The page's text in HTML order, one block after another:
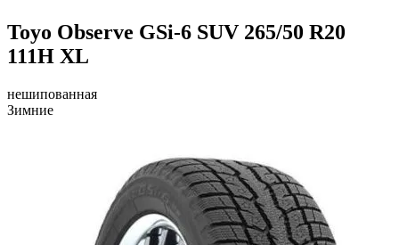
Toyo Observe GSi-6 SUV 265/50 R20
111H XL
нешипованная
Зимние